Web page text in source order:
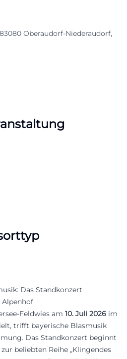
Oberaudorf-Niederaudorf,
Das Standkonzert
Alpenhof
Feldwies am 10. Juli 2026 im
trifft bayerische Blasmusik
Das Standkonzert beginnt
beliebten Reihe „Klingendes